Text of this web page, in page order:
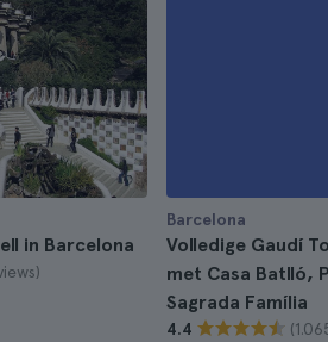
in Barcelona
Barcelona
Volledige Gaudí
met Casa Batlló,
Sagrada Família
4.4